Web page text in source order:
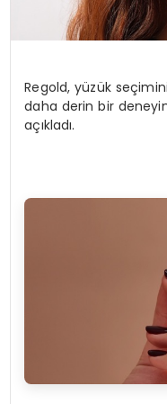
Regold, yüzük
daha derin bir
açıkladı.